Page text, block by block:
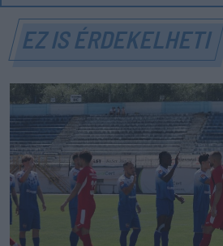
EZ IS ÉRDEKELHETI